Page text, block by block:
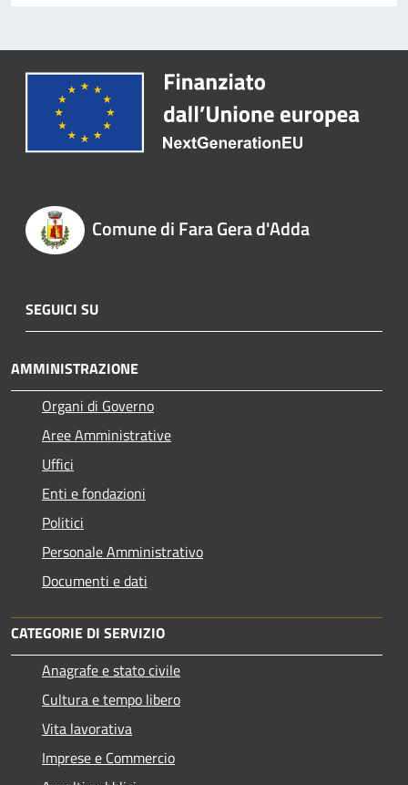
Comune di Fara Gera d'Adda
SEGUICI SU
AMMINISTRAZIONE
Organi di Governo
Aree Amministrative
Uffici
Enti e fondazioni
Politici
Personale Amministrativo
Documenti e dati
CATEGORIE DI SERVIZIO
Anagrafe e stato civile
Cultura e tempo libero
Vita lavorativa
Imprese e Commercio